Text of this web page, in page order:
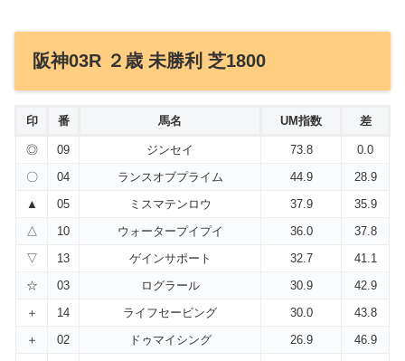
阪神03R ２歳 未勝利 芝1800
印 番 馬名 UM指数 差
◎ 09 ジンセイ 73.8
0.0
〇
04 ランスオブプライム 44.9
28.9
▲
05 ミスマテンロウ 37.9
35.9
△
10 ウォータープイプイ 36.0
37.8
▽
13 ゲインサポート 32.7
41.1
☆
03 ログラール 30.9
42.9
＋
14 ライフセービング 30.0
43.8
＋
02 ドゥマイシング 26.9
46.9